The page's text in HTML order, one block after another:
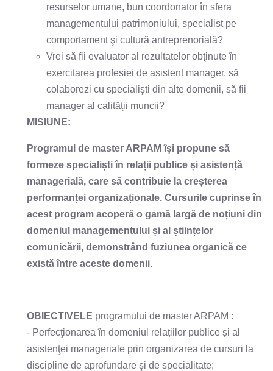
resurselor umane, bun coordonator în sfera
managementului patrimoniului, specialist pe
comportament şi cultură antreprenorială?
Vrei să fii evaluator al rezultatelor obţinute în
exercitarea profesiei de asistent manager, să
colaborezi cu specialişti din alte domenii, să fii
manager al calităţii muncii?
MISIUNE:
Programul de master ARPAM își propune să
formeze specialiști în relații publice și asistență
managerială, care să contribuie la creșterea
performanței organizaționale. Cursurile cuprinse în
acest program acoperă o gamă largă de noțiuni din
domeniul managementului și al științelor
comunicării, demonstrând fuziunea organică ce
există între aceste domenii.
OBIECTIVELE programului de master ARPAM :
- Perfecţionarea în domeniul relațiilor publice și al
asistenţei manageriale prin organizarea de cursuri la
discipline de aprofundare şi de specialitate;